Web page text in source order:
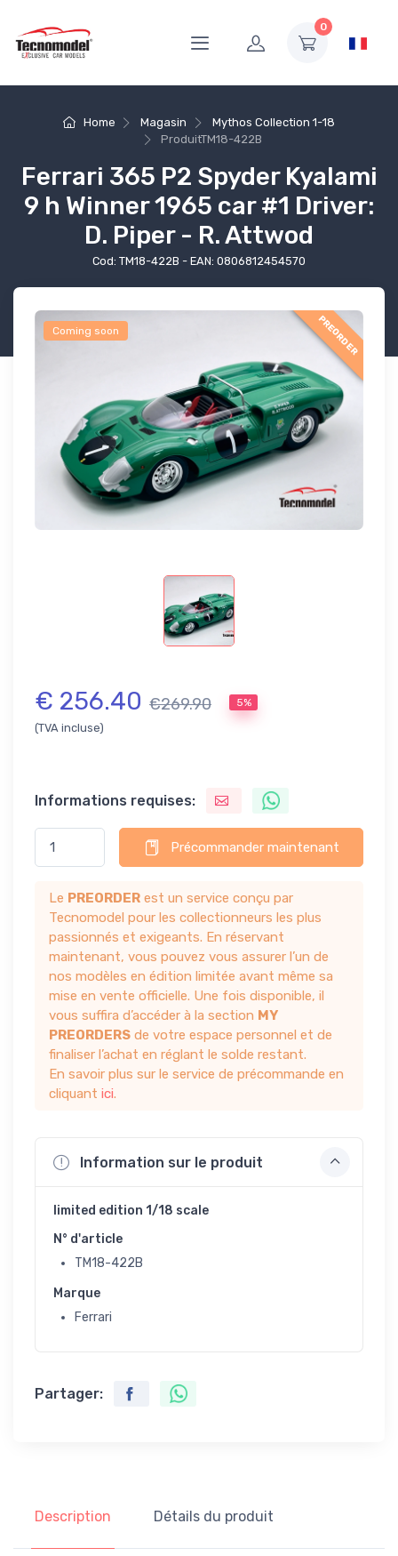
0
Home Magasin
Mythos Collection 1-18
ProduitTM18-422B
Ferrari 365 P2 Spyder Kyalami
9 h Winner 1965 car #1 Driver:
D. Piper - R. Attwod
Cod: TM18-422B - EAN: 0806812454570
Coming soon PREORDER
€ 256.40 €269.90 5%
(TVA incluse)
Informations requises:
Précommander maintenant
Le PREORDER est un service conçu par
Tecnomodel pour les collectionneurs les plus
passionnés et exigeants. En réservant
maintenant, vous pouvez vous assurer l’un de
nos modèles en édition limitée avant même sa
mise en vente officielle. Une fois disponible, il
vous suffira d’accéder à la section MY
PREORDERS de votre espace personnel et de
finaliser l’achat en réglant le solde restant.
En savoir plus sur le service de précommande en
cliquant ici.
Information sur le produit
limited edition 1/18 scale
N° d'article
TM18-422B
Marque
Ferrari
Partager:
Description Détails du produit